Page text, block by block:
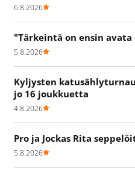
6.8.2026
"Tärkeintä on ensin avata
5.8.2026
Kyljysten
jo 16 joukkuetta
4.8.2026
Pro ja Jockas Rita
5.8.2026